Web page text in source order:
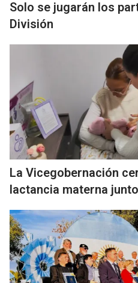
Solo se jugarán los
División
La Vicegobernación
lactancia materna